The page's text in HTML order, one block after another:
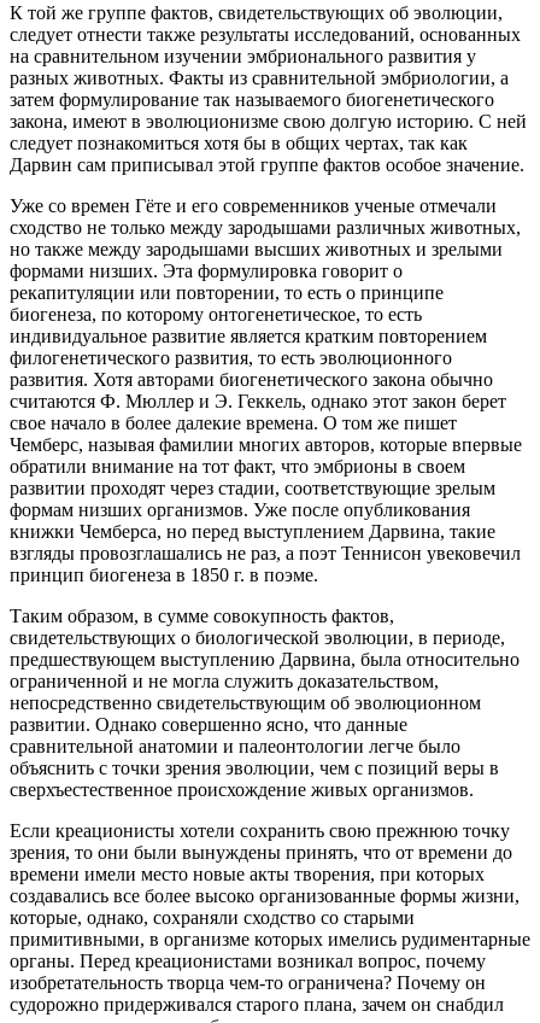
К той же группе фактов, свидетельствующих об эволюции,
следует отнести также результаты исследований, основанных
на сравнительном изучении эмбрионального развития у
разных животных. Факты из сравнительной эмбриологии, а
затем формулирование так называемого биогенетического
закона, имеют в эволюционизме свою долгую историю. С ней
следует познакомиться хотя бы в общих чертах, так как
Дарвин сам приписывал этой группе фактов особое значение.
Уже со времен Гёте и его современников ученые отмечали
сходство не только между зародышами различных животных,
но также между зародышами высших животных и зрелыми
формами низших. Эта формулировка говорит о
рекапитуляции или повторении, то есть о принципе
биогенеза, по которому онтогенетическое, то есть
индивидуальное развитие является кратким повторением
филогенетического развития, то есть эволюционного
развития. Хотя авторами биогенетического закона обычно
считаются Ф. Мюллер и Э. Геккель, однако этот закон берет
свое начало в более далекие времена. О том же пишет
Чемберс, называя фамилии многих авторов, которые впервые
обратили внимание на тот факт, что эмбрионы в своем
развитии проходят через стадии, соответствующие зрелым
формам низших организмов. Уже после опубликования
книжки Чемберса, но перед выступлением Дарвина, такие
взгляды провозглашались не раз, а поэт Теннисон увековечил
принцип биогенеза в 1850 г. в поэме.
Таким образом, в сумме совокупность фактов,
свидетельствующих о биологической эволюции, в периоде,
предшествующем выступлению Дарвина, была относительно
ограниченной и не могла служить доказательством,
непосредственно свидетельствующим об эволюционном
развитии. Однако совершенно ясно, что данные
сравнительной анатомии и палеонтологии легче было
объяснить с точки зрения эволюции, чем с позиций веры в
сверхъестественное происхождение живых организмов.
Если креационисты хотели сохранить свою прежнюю точку
зрения, то они были вынуждены принять, что от времени до
времени имели место новые акты творения, при которых
создавались все более высоко организованные формы жизни,
которые, однако, сохраняли сходство со старыми
примитивными, в организме которых имелись рудиментарные
органы. Перед креационистами возникал вопрос, почему
изобретательность творца чем-то ограничена? Почему он
судорожно придерживался старого плана, зачем он снабдил